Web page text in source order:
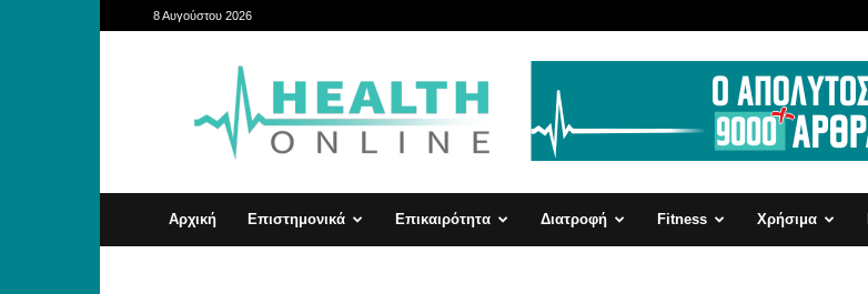
8 Αυγούστου 2026
HealthOnline
Αρχική Επιστημονικά Επικαιρότητα Διατροφή Fitness Χρήσιμα